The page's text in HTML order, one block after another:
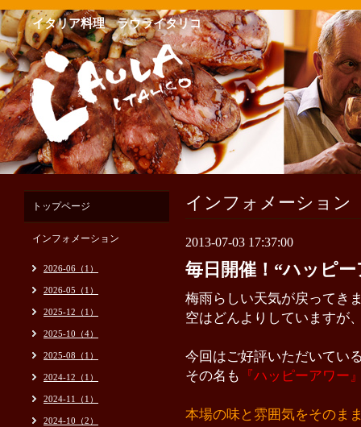
イタリア料理 ラウライタリコ
インフォメーション
2013-07-03 17:37:00
毎日開催！“ハッピー
梅雨らしい天気が戻ってき
空はどんよりしていますが
今回はご好評いただいてい
その名も
『ハッピーアワー
本場の味と雰囲気をそのま
トップページ
インフォメーション
2026-06（1）
2026-05（1）
2025-12（1）
2025-10（4）
2025-08（1）
2024-12（1）
2024-11（1）
2024-10（2）